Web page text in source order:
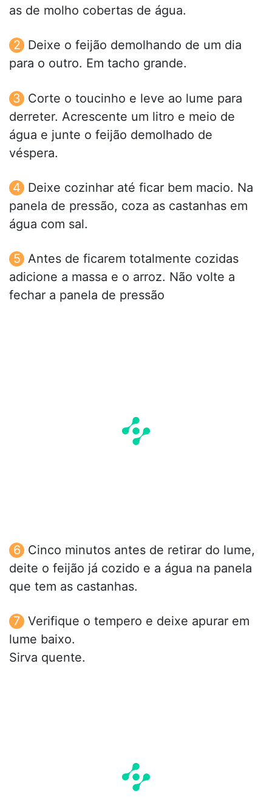
as de molho cobertas de água.
Deixe o feijão demolhando de um dia
para o outro. Em tacho grande.
Corte o toucinho e leve ao lume para
derreter. Acrescente um litro e meio de
água e junte o feijão demolhado de
véspera.
Deixe cozinhar até ficar bem macio. Na
panela de pressão, coza as castanhas em
água com sal.
Antes de ficarem totalmente cozidas
adicione a massa e o arroz. Não volte a
fechar a panela de pressão
Cinco minutos antes de retirar do lume,
deite o feijão já cozido e a água na panela
que tem as castanhas.
Verifique o tempero e deixe apurar em
lume baixo.
Sirva quente.